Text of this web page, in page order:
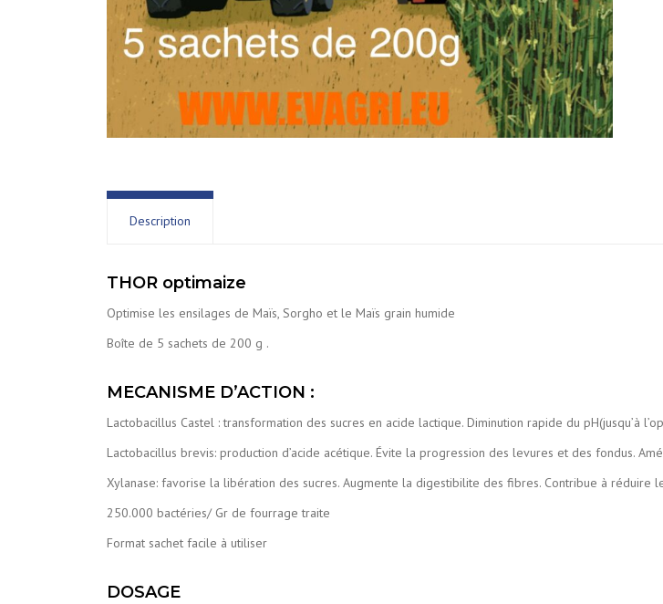
Description
THOR optimaize
Optimise les ensilages de Maïs, Sorgho et le Maïs grain humide
Boîte de 5 sachets de 200 g .
MECANISME D’ACTION :
Lactobacillus Castel : transformation des sucres en acide lactique. Diminution rapide du pH(jusqu’à
Lactobacillus brevis: production d’acide acétique. Évite la progression des levures et des fondus.
Xylanase: favorise la libération des sucres. Augmente la digestibilite des fibres. Contribue à réduire
250.000 bactéries/ Gr de fourrage traite
Format sachet facile à utiliser
DOSAGE